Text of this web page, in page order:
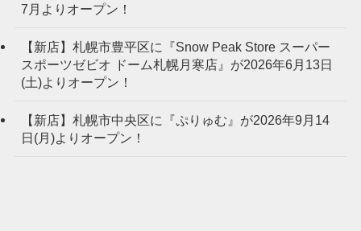
7月よりオープン！
【新店】札幌市豊平区に『Snow Peak Store スーパー
スポーツゼビオ ドーム札幌月寒店』が2026年6月13日
(土)よりオープン！
【新店】札幌市中央区に『ぷりゅむ』が2026年9月14
日(月)よりオープン！